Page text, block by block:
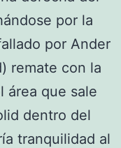
por la
por Ander
remate con la
área que sale
dentro del
tranquilidad al